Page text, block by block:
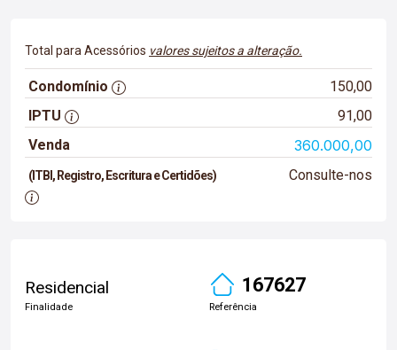
Total para Acessórios valores sujeitos a alteração.
Condomínio
150,00
IPTU
91,00
Venda
360.000,00
(ITBI, Registro, Escritura e Certidões) Consulte-nos
Residencial
Finalidade
167627
Referência